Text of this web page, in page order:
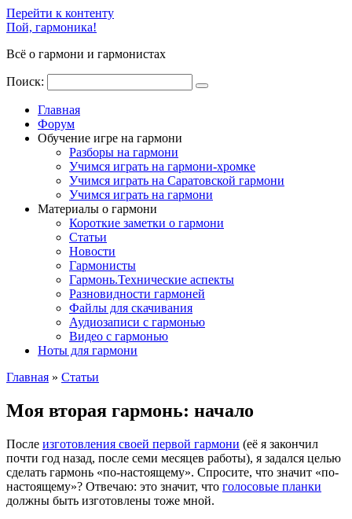
Перейти к контенту
Пой, гармоника!
Всё о гармони и гармонистах
Поиск:
Главная
Форум
Обучение игре на гармони
Разборы на гармони
Учимся играть на гармони-хромке
Учимся играть на Саратовской гармони
Учимся играть на гармони
Материалы о гармони
Короткие заметки о гармони
Cтатьи
Новости
Гармонисты
Гармонь.Технические аспекты
Разновидности гармоней
Файлы для скачивания
Аудиозаписи с гармонью
Видео с гармонью
Ноты для гармони
Главная » Cтатьи
Моя вторая гармонь: начало
После изготовления своей первой гармони (её я закончил
почти год назад, после семи месяцев работы), я задался целью
сделать гармонь «по-настоящему». Спросите, что значит «по-
настоящему»? Отвечаю: это значит, что голосовые планки
должны быть изготовлены тоже мной.